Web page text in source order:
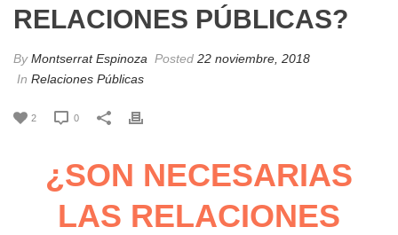
RELACIONES PÚBLICAS?
ByMontserrat Espinoza Posted 22 noviembre, 2018
In Relaciones Públicas
2 0
¿SON NECESARIAS
LAS RELACIONES